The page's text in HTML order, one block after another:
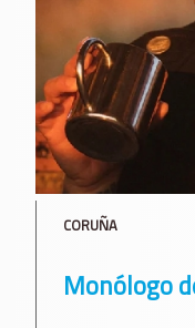
CORUÑA
Monólogo